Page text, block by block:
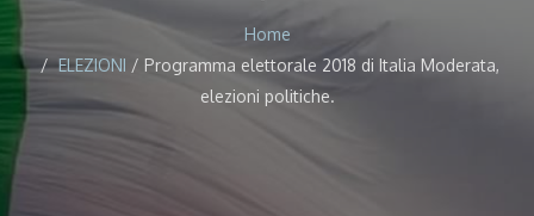
Home
ELEZIONI / Programma elettorale 2018 di Italia Moderata,
elezioni politiche.